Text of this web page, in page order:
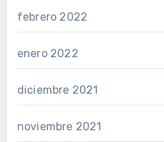
febrero 2022
enero 2022
diciembre 2021
noviembre 2021